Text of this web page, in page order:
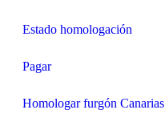
Estado homologación
Pagar
Homologar furgón Canarias